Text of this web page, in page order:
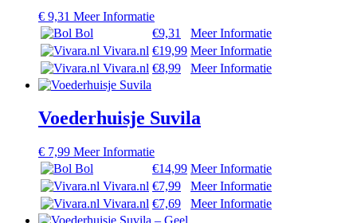
€ 9,31 Meer Informatie
Bol
€9,31
Meer Informatie
Vivara.nl €19,99 Meer Informatie
Vivara.nl €8,99 Meer Informatie
Voederhuisje Suvila
€ 7,99 Meer Informatie
Bol
€14,99 Meer Informatie
Vivara.nl €7,99
Meer Informatie
Vivara.nl €7,69 Meer Informatie